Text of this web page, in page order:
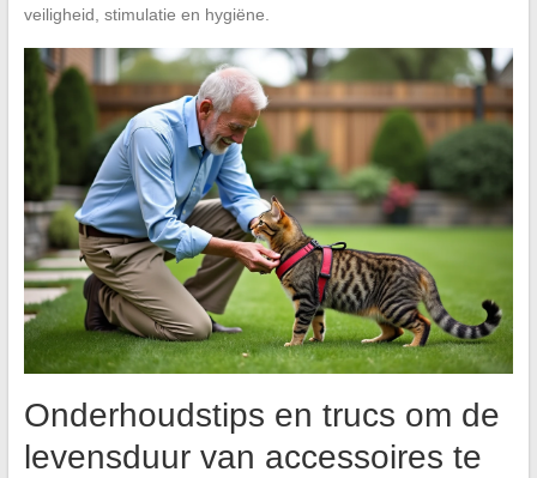
veiligheid, stimulatie en hygiëne.
Onderhoudstips en trucs om de
levensduur van accessoires te